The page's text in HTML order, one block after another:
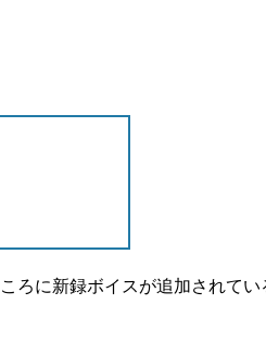
ろに新録ボイスが追加されて